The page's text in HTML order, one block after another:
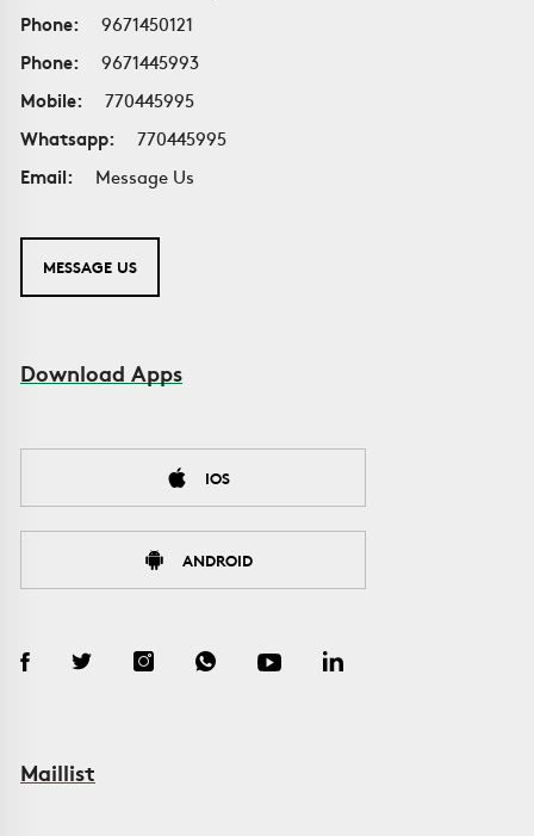
Phone:
9671450121
Phone:
9671445993
Mobile:
770445995
Whatsapp:
770445995
Email:
Message Us
MESSAGE US
Download Apps
IOS
ANDROID
Maillist